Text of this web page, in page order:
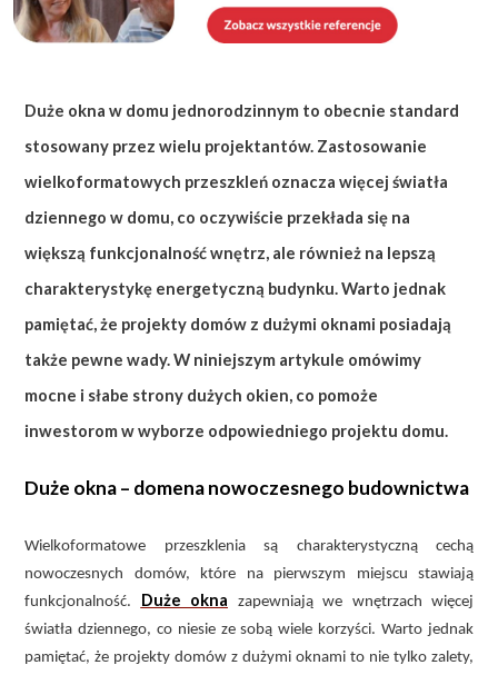
Duże okna w domu jednorodzinnym to obecnie standard
stosowany przez wielu projektantów. Zastosowanie
wielkoformatowych przeszkleń oznacza więcej światła
dziennego w domu, co oczywiście przekłada się na
większą funkcjonalność wnętrz, ale również na lepszą
charakterystykę energetyczną budynku. Warto jednak
pamiętać, że projekty domów z dużymi oknami posiadają
także pewne wady. W niniejszym artykule omówimy
mocne i słabe strony dużych okien, co pomoże
inwestorom w wyborze odpowiedniego projektu domu.
Duże okna – domena nowoczesnego budownictwa
Wielkoformatowe przeszklenia są charakterystyczną cechą
nowoczesnych domów, które na pierwszym miejscu stawiają
funkcjonalność. Duże okna zapewniają we wnętrzach więcej
światła dziennego, co niesie ze sobą wiele korzyści. Warto jednak
pamiętać, że projekty domów z dużymi oknami to nie tylko zalety,